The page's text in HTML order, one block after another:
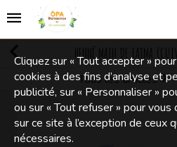
HENNÉ MAIN DE FATMA
Tous les articles
Cliquez sur « Tout accepter »
cookies à des fins d’analyse et
publicité, sur « Personnaliser »
ou sur « Tout refuser » pour
sur ce site à l’exception de ceux
nécessaires.